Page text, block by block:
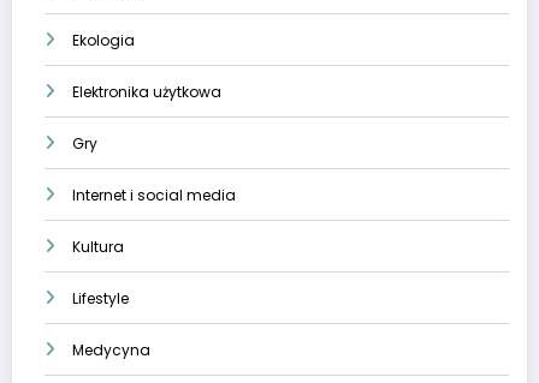
Ekologia
Elektronika użytkowa
Gry
Internet i social media
Kultura
Lifestyle
Medycyna